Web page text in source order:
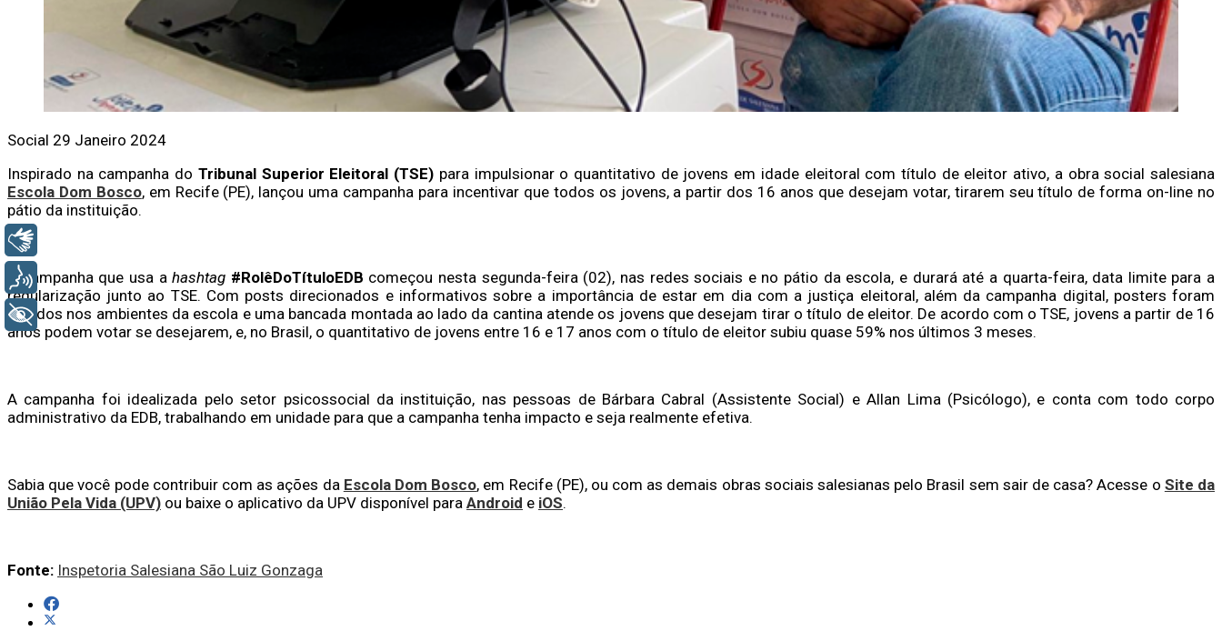
Social 29 Janeiro 2024
Inspirado na campanha do Tribunal Superior Eleitoral (TSE) para impulsionar o quantitativo de jovens em idade eleitoral com título de eleitor ativo, a obra social salesiana
Escola Dom Bosco, em Recife (PE), lançou uma campanha para incentivar que todos os jovens, a partir dos 16 anos que desejam votar, tirarem seu título de forma on-line no
pátio da instituição.
A campanha que usa ahashtag #RolêDoTítuloEDB começou nesta segunda-feira (02), nas redes sociais e no pátio da escola, e durará até a quarta-feira, data limite para a
regularização junto ao TSE. Com posts direcionados e informativos sobre a importância de estar em dia com a justiça eleitoral, além da campanha digital, posters foram
colados nos ambientes da escola e uma bancada montada ao lado da cantina atende os jovens que desejam tirar o título de eleitor. De acordo com o TSE, jovens a partir de 16
anos podem votar se desejarem, e, no Brasil, o quantitativo de jovens entre 16 e 17 anos com o título de eleitor subiu quase 59% nos últimos 3 meses.
A campanha foi idealizada pelo setor psicossocial da instituição, nas pessoas de Bárbara Cabral (Assistente Social) e Allan Lima (Psicólogo), e conta com todo corpo
administrativo da EDB, trabalhando em unidade para que a campanha tenha impacto e seja realmente efetiva.
Sabia que você pode contribuir com as ações da Escola Dom Bosco, em Recife (PE), ou com as demais obras sociais salesianas pelo Brasil sem sair de casa? Acesse o Site da
União Pela Vida (UPV) ou baixe o aplicativo da UPV disponível para Android e iOS.
Fonte: Inspetoria Salesiana São Luiz Gonzaga
Voz
+ Acessibilidade